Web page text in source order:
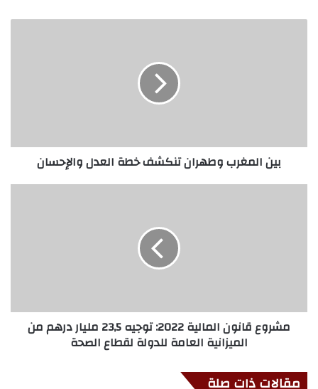
بين المغرب وطهران تنكشف خطة العدل والإحسان
مشروع قانون المالية 2022: توجيه 23,5 مليار درهم من
الميزانية العامة للدولة لقطاع الصحة
مقالات ذات صلة